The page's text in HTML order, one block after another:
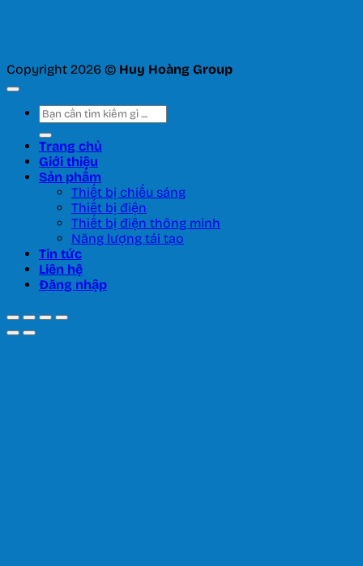
Copyright 2026 © Huy Hoàng Group
Tìm
kiếm:
Trang chủ
Giới thiệu
Sản phẩm
Thiết bị chiếu sáng
Thiết bị điện
Thiết bị điện thông minh
Năng lượng tái tạo
Tin tức
Liên hệ
Đăng nhập